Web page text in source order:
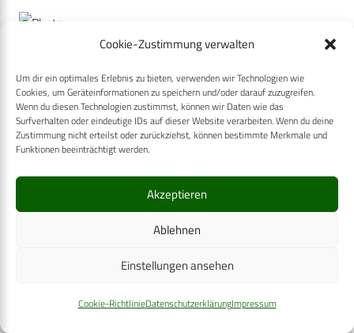
Cookie-Zustimmung verwalten
Um dir ein optimales Erlebnis zu bieten, verwenden wir Technologien wie
Cookies, um Geräteinformationen zu speichern und/oder darauf zuzugreifen.
Wenn du diesen Technologien zustimmst, können wir Daten wie das
Surfverhalten oder eindeutige IDs auf dieser Website verarbeiten. Wenn du deine
Zustimmung nicht erteilst oder zurückziehst, können bestimmte Merkmale und
Funktionen beeinträchtigt werden.
Akzeptieren
Ablehnen
Einstellungen ansehen
Cookie-RichtlinieDatenschutzerklärungImpressum
Abb. 3: Planungsrationale
die entsprechenden Erfordernisse zum Aufwuchs sowie die
Planungsrationale grundsätzlich anerkannt wurden. Dies
führte dazu, dass im Entwurf des FPBw 2020 die
Mehrbedarfe von zunächst zusätzlichen 3.000
Sanitätskräften über mehrere Jahre planerisch
berücksichtigt wurden. In der Umsetzung gestaltet sich
dieses jedoch wie erwartet schwierig, da die bestehenden
Innerhalb dieser Unsicherheiten gelang es allerdings in